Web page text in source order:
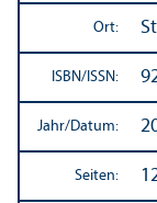
Ort:
ISBN/ ISSN:
Jahr/Datum:
Seiten: